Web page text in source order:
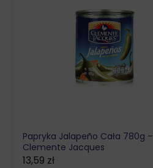
Papryka Jalapeño Cała 780g –
Clemente Jacques
13,59 zł